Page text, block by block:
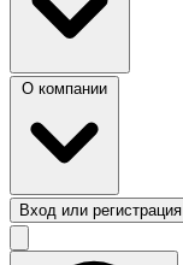
Вход или регистрация